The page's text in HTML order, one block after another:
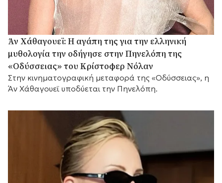
Άν Χάθαγουεϊ: Η αγάπη της για την ελληνική
μυθολογία την οδήγησε στην Πηνελόπη της
«Οδύσσειας» του Κρίστοφερ Νόλαν
Στην κινηματογραφική μεταφορά της «Οδύσσειας», η
Άν Χάθαγουεϊ υποδύεται την Πηνελόπη.